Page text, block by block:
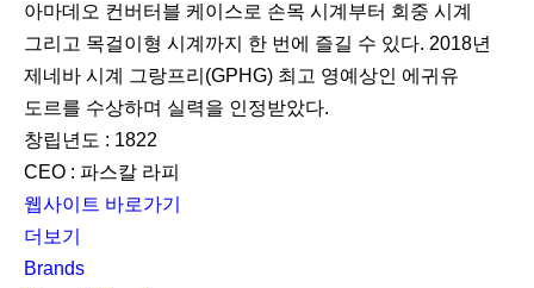
아마데오 컨버터블 케이스로 손목 시계부터 회중 시계
그리고 목걸이형 시계까지 한 번에 즐길 수 있다. 2018년
제네바 시계 그랑프리(GPHG) 최고 영예상인 에귀유
도르를 수상하며 실력을 인정받았다.
창립년도 : 1822
CEO : 파스칼 라피
웹사이트 바로가기
더보기
Brands